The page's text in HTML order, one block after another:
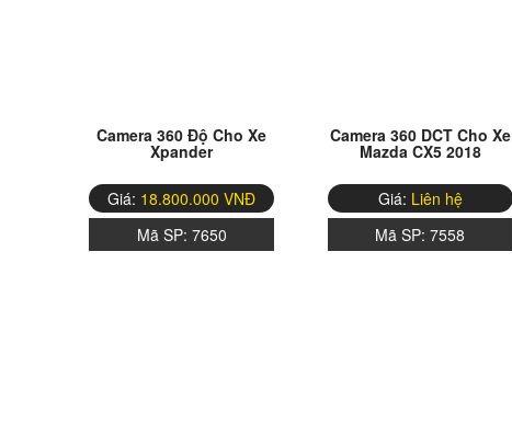
Camera 360 Độ Cho Xe
Xpander
Giá: 18.800.000 VNĐ
Mã SP: 7650
Camera 360 DCT Cho Xe
Mazda CX5 2018
Giá: Liên hệ
Mã SP:7558